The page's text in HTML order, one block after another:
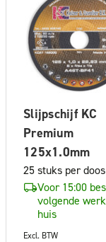
Slijpschijf KC
Premium
125x1.0mm
25 stuks per doos
Voor 15:00
volgende
huis
Excl. BTW